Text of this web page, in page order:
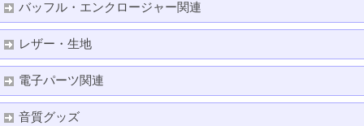
バッフル・エンクロージャー関連
レザー・生地
電子パーツ関連
音質グッズ